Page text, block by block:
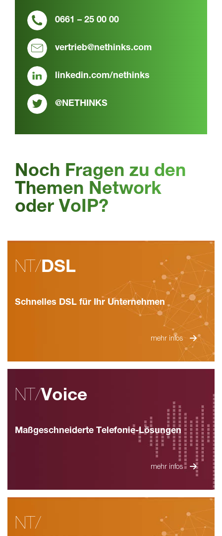
0661 – 25 00 00
vertrieb@nethinks.com
linkedin.com/nethinks
@NETHINKS
Noch Fragen zu den
Themen Network
oder VoIP?
NT/DSL
Schnelles DSL für Ihr Unternehmen
mehr infos
NT/Voice
Maßgeschneiderte Telefonie-Lösungen
mehr infos
NT/